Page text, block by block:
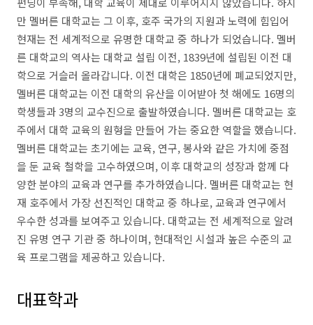
만 멜버른 대학교는 그 이후, 호주 국가의 지원과 노력에 힘입어
현재는 전 세계적으로 유명한 대학교 중 하나가 되었습니다. 멜버
른 대학교의 역사는 대학교 설립 이전, 1839년에 설립된 이전 대
학으로 거슬러 올라갑니다. 이전 대학은 1850년에 폐교되었지만,
멜버른 대학교는 이전 대학의 유산을 이어받아 첫 해에도 16명의
학생들과 3명의 교수진으로 출발하였습니다. 멜버른 대학교는 호
주에서 대학 교육의 원형을 만들어 가는 중요한 역할을 했습니다.
멜버른 대학교는 초기에는 교육, 연구, 봉사와 같은 가치에 중점
을 둔 교육 철학을 고수하였으며, 이후 대학교의 성장과 함께 다
양한 분야의 교육과 연구를 추가하였습니다. 멜버른 대학교는 현
재 호주에서 가장 선진적인 대학교 중 하나로, 교육과 연구에서
우수한 성과를 보여주고 있습니다. 대학교는 전 세계적으로 알려
진 유명 연구 기관 중 하나이며, 현대적인 시설과 높은 수준의 교
육 프로그램을 제공하고 있습니다.
대표학과